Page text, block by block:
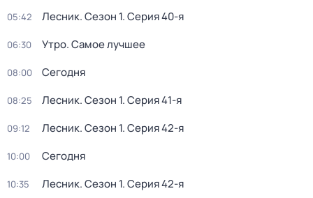
05:42 Лесник. Сезон 1. Серия 40-я
06:30 Утро. Самое лучшее
08:00 Сегодня
08:25 Лесник. Сезон 1. Серия 41-я
09:12 Лесник. Сезон 1. Серия 42-я
10:00 Сегодня
10:35 Лесник. Сезон 1. Серия 42-я